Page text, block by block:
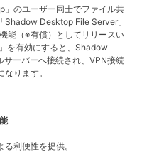
のユーザー同士でファイル共
Shadow Desktop File Server 」
能（※有償）としてリリースい
」を有効にすると、 Shadow
ーバーへ接続され、 VPN接続
ります。
利便性を提供。